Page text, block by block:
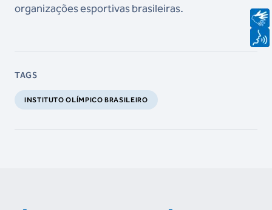
organizações esportivas brasileiras.
TAGS
INSTITUTO OLÍMPICO BRASILEIRO